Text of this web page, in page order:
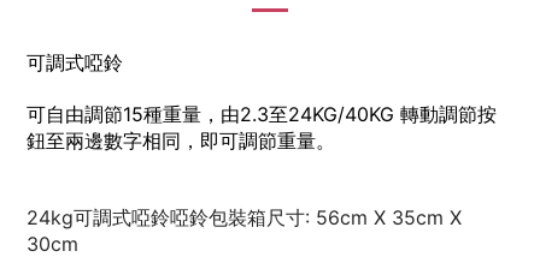
可調式啞鈴
可自由調節15種重量，由2.3至24KG/40KG 轉動調節按
鈕至兩邊數字相同，即可調節重量。
24kg可調式啞鈴啞鈴包裝箱尺寸: 56cm X 35cm X
30cm